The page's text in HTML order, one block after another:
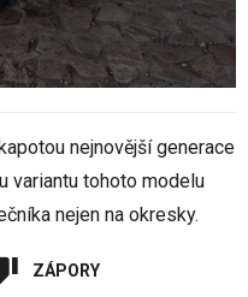
nejnovější generace
variantu tohoto modelu
nejen na okresky.
ZÁPORY